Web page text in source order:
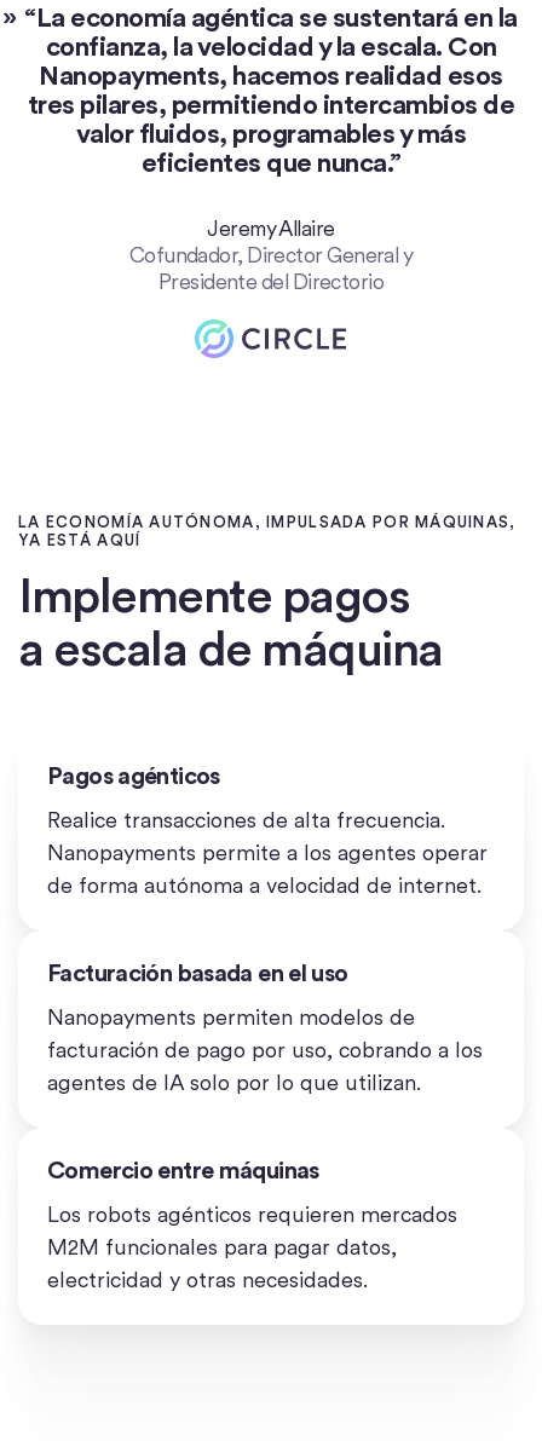
La economía agéntica se sustentará en la
confianza, la velocidad y la escala. Con
Nanopayments, hacemos realidad esos
tres pilares, permitiendo intercambios de
valor fluidos, programables y más
eficientes que nunca.”
»
Jeremy Allaire
Cofundador, Director General y
Presidente del Directorio
LA ECONOMÍA AUTÓNOMA, IMPULSADA POR MÁQUINAS,
YA ESTÁ AQUÍ
Implemente pagos
a escala de máquina
Pagos agénticos
Realice transacciones de alta frecuencia.
Nanopayments permite a los agentes operar
de forma autónoma a velocidad de internet.
Facturación basada en el uso
Nanopayments permiten modelos de
facturación de pago por uso, cobrando a los
agentes de IA solo por lo que utilizan.
Comercio entre máquinas
Los robots agénticos requieren mercados
M2M funcionales para pagar datos,
electricidad y otras necesidades.